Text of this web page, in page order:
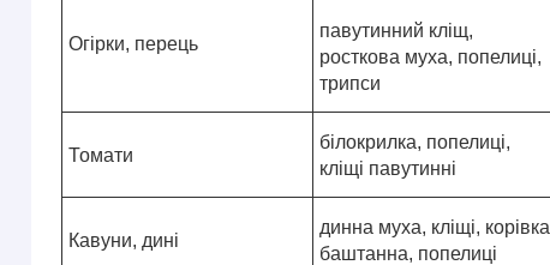
Огірки, перець
павутинний кліщ,
росткова муха, попелиці,
трипси
Томати
білокрилка, попелиці,
кліщі павутинні
Кавуни, дині
динна муха, кліщі, корівка
баштанна, попелиці